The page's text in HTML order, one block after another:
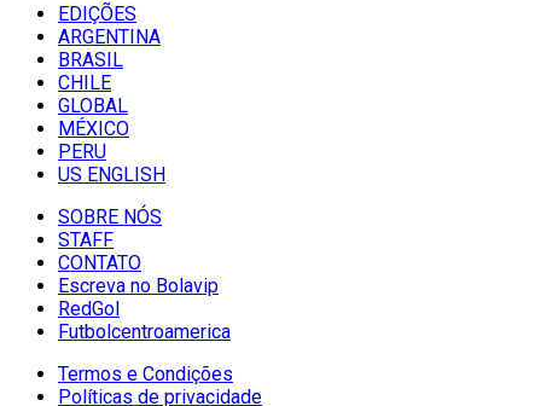
EDIÇÕES
ARGENTINA
BRASIL
CHILE
GLOBAL
MÉXICO
PERU
US ENGLISH
SOBRE NÓS
STAFF
CONTATO
Escreva no Bolavip
RedGol
Futbolcentroamerica
Termos e Condições
Políticas de privacidade